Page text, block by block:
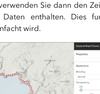
Sie dann den
enthalten. Dies
wird.